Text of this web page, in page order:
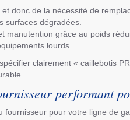
donc de la nécessité de
surfaces dégradées.
manutention grâce au poids
lourds.
clairement « caillebotis
performant
fournisseur pour votre ligne de